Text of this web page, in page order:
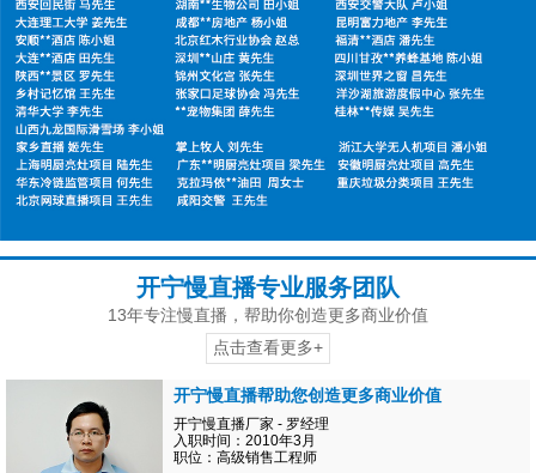
开宁慢直播专业服务团队
13年专注慢直播，帮助你创造更多商业价值
点击查看更多+
开宁慢直播帮助您创造更多商业价值
开宁慢直播厂家 - 罗经理
入职时间：2010年3月
职位：高级销售工程师